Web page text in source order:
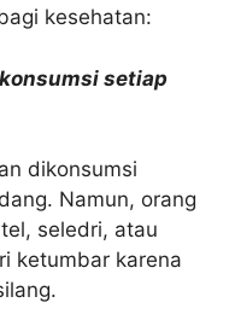
kesehatan:
setiap
dikonsumsi
Namun, orang
seledri, atau
ketumbar karena